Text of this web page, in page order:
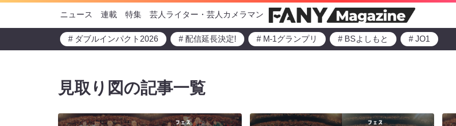
ニュース 連載 特集 芸人ライター・芸人カメラマン
# ダブルインパクト2026 # 配信延長決定! # M-1グランプリ # BSよしもと # JO1
見取り図の記事一覧